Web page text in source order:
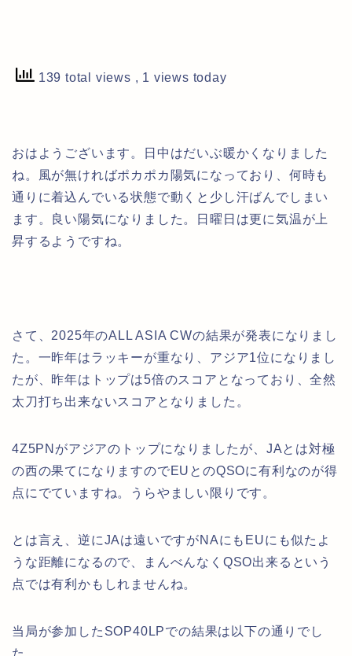
139 total views , 1 views today
おはようございます。日中はだいぶ暖かくなりました
ね。風が無ければポカポカ陽気になっており、何時も
通りに着込んでいる状態で動くと少し汗ばんでしまい
ます。良い陽気になりました。日曜日は更に気温が上
昇するようですね。
さて、2025年のALL ASIA CWの結果が発表になりまし
た。一昨年はラッキーが重なり、アジア1位になりまし
たが、昨年はトップは5倍のスコアとなっており、全然
太刀打ち出来ないスコアとなりました。
4Z5PNがアジアのトップになりましたが、JAとは対極
の西の果てになりますのでEUとのQSOに有利なのが得
点にでていますね。うらやましい限りです。
とは言え、逆にJAは遠いですがNAにもEUにも似たよ
うな距離になるので、まんべんなくQSO出来るという
点では有利かもしれませんね。
当局が参加したSOP40LPでの結果は以下の通りでし
た。